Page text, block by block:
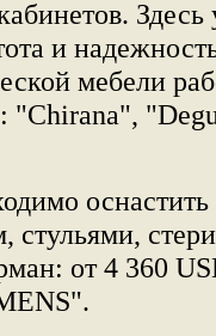
Здесь
и
мебели
"Chirana",
стульями,
от 4 360